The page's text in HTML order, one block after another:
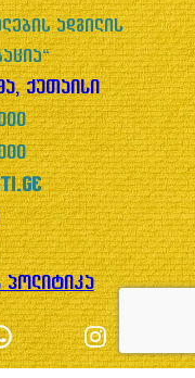
ადგილის
ქუთაისი
პოლიტიკა
Instagram